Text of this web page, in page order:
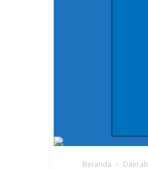
Beranda Daerah